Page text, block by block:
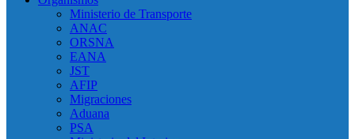
Ministerio de Transporte
ANAC
ORSNA
EANA
JST
AFIP
Migraciones
Aduana
PSA